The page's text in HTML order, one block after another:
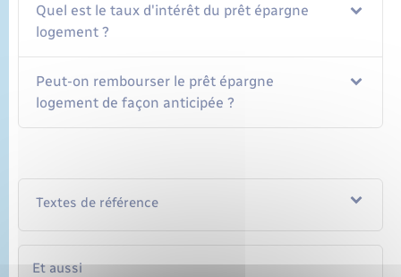
Quel est le taux d'intérêt du prêt épargne
logement ?
Peut-on rembourser le prêt épargne
logement de façon anticipée ?
Textes de référence
Et aussi